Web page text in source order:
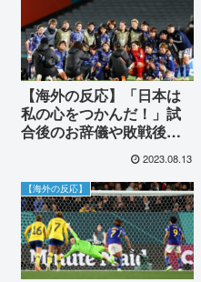
【海外の反応】「日本は
私の心をつかんだ！」試
合後のお辞儀や敗戦後の
集合写真に海外が感動2023.08.13
【海外の反応】